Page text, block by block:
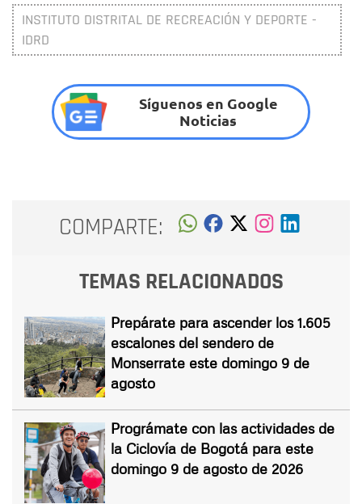
INSTITUTO DISTRITAL DE RECREACIÓN Y DEPORTE -
IDRD
Síguenos en Google
Noticias
COMPARTE:
TEMAS RELACIONADOS
Prepárate para ascender los 1.605
escalones del sendero de
Monserrate este domingo 9 de
agosto
Prográmate con las actividades de
la Ciclovía de Bogotá para este
domingo 9 de agosto de 2026